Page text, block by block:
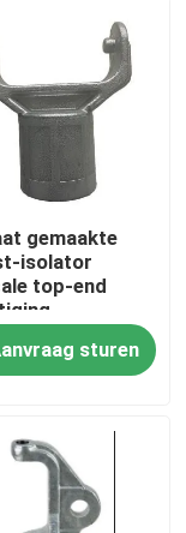
gemaakte
isolator
top-end
sturen